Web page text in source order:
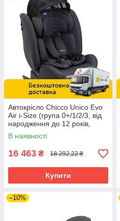
Автокрісло Chicco Unico Evo
Air i-Size (група 0+/1/2/3, від
народження до 12 років,
регулювання спинки) Сіре
В наявності
16 463 ₴ 18 292,22 ₴
Купити
–10%